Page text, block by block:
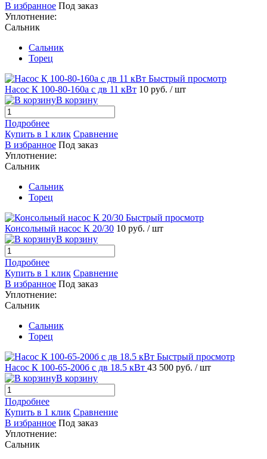
В избранное Под заказ
Уплотнение:
Сальник
Сальник
Торец
Быстрый просмотр
Насос К 100-80-160а с дв 11 кВт 10 руб. / шт
В корзину
Подробнее
Купить в 1 клик Сравнение
В избранное Под заказ
Уплотнение:
Сальник
Сальник
Торец
Быстрый просмотр
Консольный насос К 20/30 10 руб. / шт
В корзину
Подробнее
Купить в 1 клик Сравнение
В избранное Под заказ
Уплотнение:
Сальник
Сальник
Торец
Быстрый просмотр
Насос К 100-65-200б с дв 18.5 кВт 43 500 руб. / шт
В корзину
Подробнее
Купить в 1 клик Сравнение
В избранное Под заказ
Уплотнение:
Сальник